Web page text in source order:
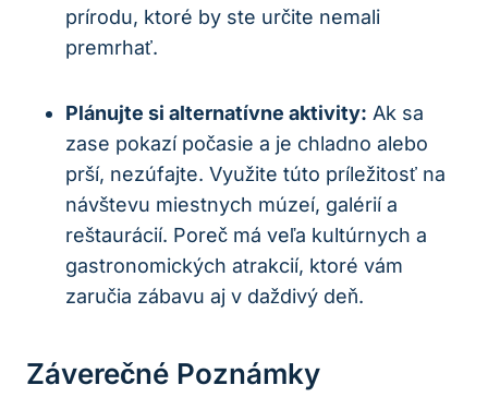
‌prírodu, ktoré by ste určite nemali⁤
premrhať.
Plánujte si alternatívne aktivity: Ak sa
zase pokazí počasie a je chladno alebo​
prší, nezúfajte. Využite túto príležitosť na
návštevu miestnych múzeí, galérií a
reštaurácií. ⁤Poreč ⁣má veľa kultúrnych a
gastronomických atrakcií, ktoré vám
zaručia zábavu aj v daždivý deň.
Záverečné Poznámky